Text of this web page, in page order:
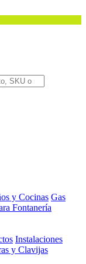
y Cocinas Gas
Fontanería
Instalaciones
y Clavijas